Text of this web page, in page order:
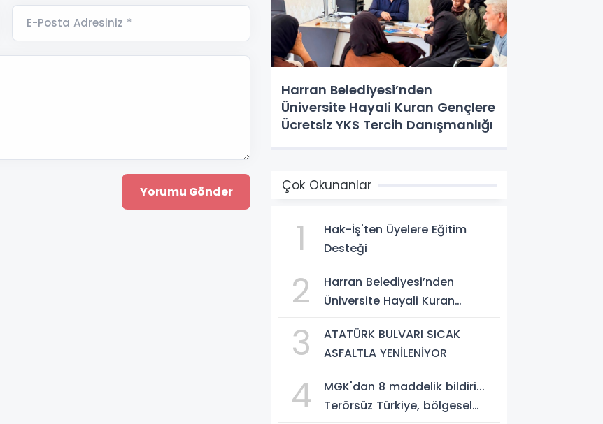
E-Posta Adresiniz *
Harran Belediyesi’nden
Üniversite Hayali Kuran Gençlere
Ücretsiz YKS Tercih Danışmanlığı
Çok Okunanlar
1
Hak-İş'ten Üyelere Eğitim
Desteği
2
Harran Belediyesi’nden
Üniversite Hayali Kuran
Danışmanlığı
3
ATATÜRK BULVARI SICAK
ASFALTLA YENİLENİYOR
4
MGK'dan 8 maddelik bildiri...
Terörsüz Türkiye, bölgesel